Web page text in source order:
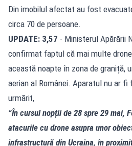
Din imobilul afectat au fost
circa 70 de persoane.
UPDATE: 3,57 - Ministerul Apărării
confirmat faptul că mai multe
această noapte în zona de graniță,
aerian al Românei. Aparatul nu ar
urmărit,
”În cursul nopții de 28 spre 29 mai,
atacurile cu drone asupra unor
infrastructură din Ucraina, în